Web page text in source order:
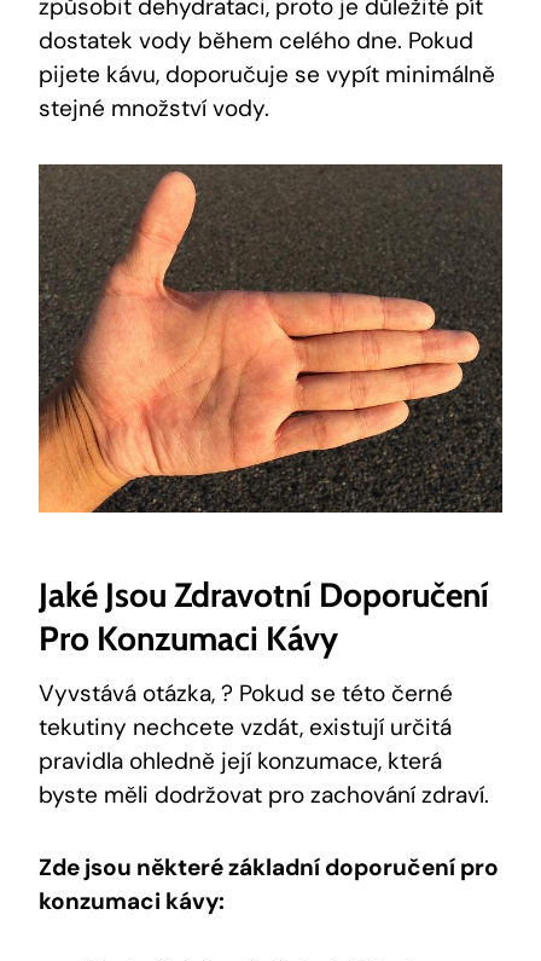
způsobit ​dehydrataci,⁢ proto je⁤ důležité pít
dostatek vody během⁣ celého dne. Pokud
pijete kávu, doporučuje ⁤se vypít minimálně
stejné ⁤množství​ vody.
Jaké Jsou Zdravotní Doporučení
Pro Konzumaci ​kávy
Vyvstává otázka,⁤ ? ⁢Pokud se​ této​ černé
tekutiny nechcete vzdát, existují určitá
pravidla ohledně její konzumace, která
byste měli dodržovat pro zachování zdraví.
Zde jsou některé‍ základní doporučení pro​
konzumaci kávy: